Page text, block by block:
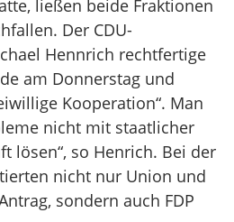
ließen beide Fraktionen
Der CDU-
Hennrich rechtfertige
am Donnerstag und
Kooperation“. Man
nicht mit staatlicher
lösen“, so Henrich. Bei der
nicht nur Union und
sondern auch FDP